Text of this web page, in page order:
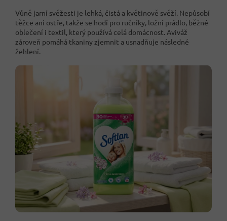
Vůně jarní svěžesti je lehká, čistá a květinově svěží. Nepůsobí
těžce ani ostře, takže se hodí pro ručníky, ložní prádlo, běžné
oblečení i textil, který používá celá domácnost. Aviváž
zároveň pomáhá tkaniny zjemnit a usnadňuje následné
žehlení.